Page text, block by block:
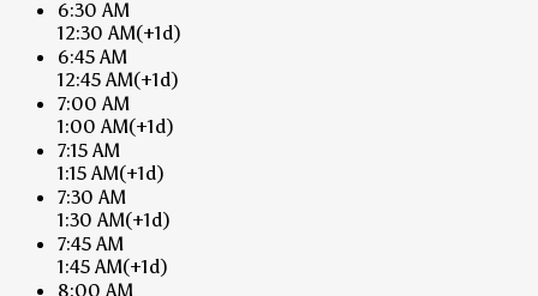
6:30 AM
12:30 AM(+1d)
6:45 AM
12:45 AM(+1d)
7:00 AM
1:00 AM(+1d)
7:15 AM
1:15 AM(+1d)
7:30 AM
1:30 AM(+1d)
7:45 AM
1:45 AM(+1d)
8:00 AM